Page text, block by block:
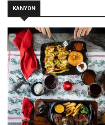
KANYON